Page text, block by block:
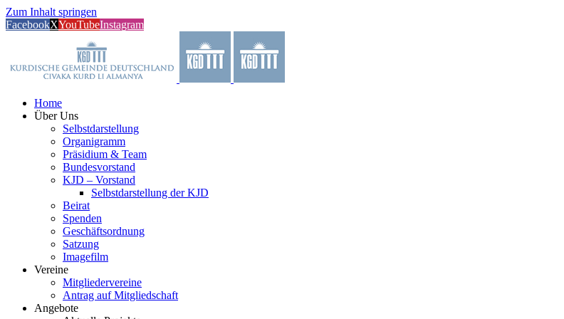
Zum Inhalt springen
FacebookXYouTubeInstagram
Home
Über Uns
Selbstdarstellung
Organigramm
Präsidium & Team
Bundesvorstand
KJD – Vorstand
Selbstdarstellung der KJD
Beirat
Spenden
Geschäftsordnung
Satzung
Imagefilm
Vereine
Mitgliedervereine
Antrag auf Mitgliedschaft
Angebote